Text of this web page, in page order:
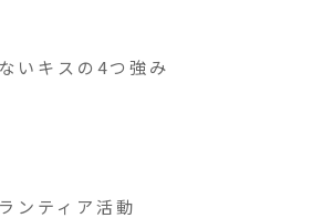
いキスの4つ強み
ンティア活動